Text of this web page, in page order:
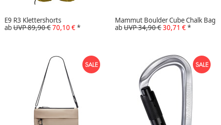
E9 R3 Klettershorts
abUVP 89,90 €70,10 €*
Mammut Boulder Cube Chalk Bag
abUVP 34,90 €30,71 €*